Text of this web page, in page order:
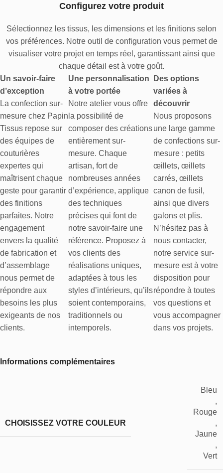
Configurez votre produit
Sélectionnez les tissus, les dimensions et les finitions selon
vos préférences. Notre outil de configuration vous permet de
visualiser votre projet en temps réel, garantissant ainsi que
chaque détail est à votre goût.
Un savoir-faire
d’exception
La confection sur-
mesure chez Papin
Tissus repose sur
des équipes de
couturières
expertes qui
maîtrisent chaque
geste pour garantir
des finitions
parfaites. Notre
engagement
envers la qualité
de fabrication et
d’assemblage
nous permet de
répondre aux
besoins les plus
exigeants de nos
clients.
Une personnalisation
à votre portée
Notre atelier vous offre
la possibilité de
composer des créations
entièrement sur-
mesure. Chaque
artisan, fort de
nombreuses années
d’expérience, applique
des techniques
précises qui font de
notre savoir-faire une
référence. Proposez à
vos clients des
réalisations uniques,
adaptées à tous les
styles d’intérieurs, qu’ils
soient contemporains,
traditionnels ou
intemporels.
Des options
variées à
découvrir
Nous proposons
une large gamme
de confections sur-
mesure : petits
œillets, œillets
carrés, œillets
canon de fusil,
ainsi que divers
galons et plis.
N’hésitez pas à
nous contacter,
notre service sur-
mesure est à votre
disposition pour
répondre à toutes
vos questions et
vous accompagner
dans vos projets.
Informations complémentaires
CHOISISSEZ VOTRE COULEUR
Bleu
,
Rouge
,
Jaune
,
Vert